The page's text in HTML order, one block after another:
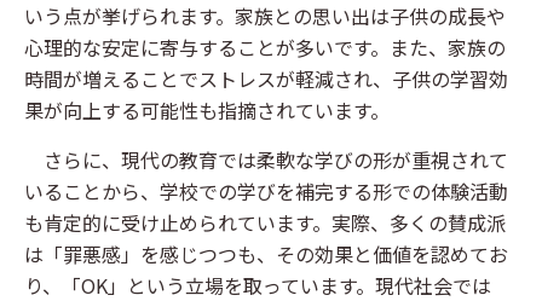
いう点が挙げられます。家族との思い出は子供の成長や
心理的な安定に寄与することが多いです。また、家族の
時間が増えることでストレスが軽減され、子供の学習効
果が向上する可能性も指摘されています。
さらに、現代の教育では柔軟な学びの形が重視されて
いることから、学校での学びを補完する形での体験活動
も肯定的に受け止められています。実際、多くの賛成派
は「罪悪感」を感じつつも、その効果と価値を認めてお
り、「OK」という立場を取っています。現代社会では